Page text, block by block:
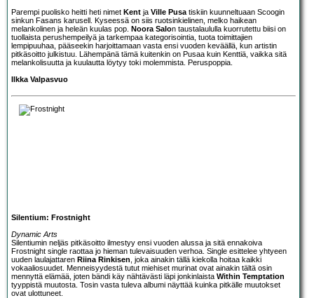
Parempi puolisko heitti heti nimet Kent ja Ville Pusa tiskiin kuunneltuaan Scoogin
sinkun Fasans karusell. Kyseessä on siis ruotsinkielinen, melko haikean
melankolinen ja heleän kuulas pop. Noora Salon taustalaululla kuorrutettu biisi on
tuollaista perushempeilyä ja tarkempaa kategorisointia, tuota toimittajien
lempipuuhaa, pääseekin harjoittamaan vasta ensi vuoden keväällä, kun artistin
pitkäsoitto julkistuu. Lähempänä tämä kuitenkin on Pusaa kuin Kenttiä, vaikka sitä
melankolisuutta ja kuulautta löytyy toki molemmista. Peruspoppia.
Ilkka Valpasvuo
Silentium: Frostnight
Dynamic Arts
Silentiumin neljäs pitkäsoitto ilmestyy ensi vuoden alussa ja sitä ennakoiva
Frostnight single raottaa jo hieman tulevaisuuden verhoa. Single esittelee yhtyeen
uuden laulajattaren Riina Rinkisen , joka ainakin tällä kiekolla hoitaa kaikki
vokaaliosuudet. Menneisyydestä tutut miehiset murinat ovat ainakin tältä osin
mennyttä elämää, joten bändi käy nähtävästi läpi jonkinlaista Within Temptation
tyyppistä muutosta. Tosin vasta tuleva albumi näyttää kuinka pitkälle muutokset
ovat ulottuneet.